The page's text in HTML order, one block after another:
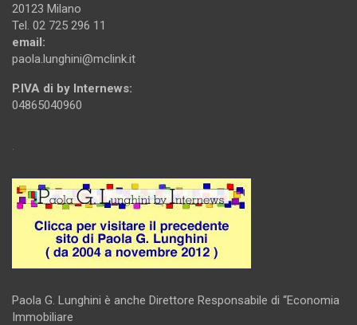
20123 Milano
Tel. 02 725 296 11
email:
paola.lunghini@mclink.it
P.IVA di by Internews:
04865040960
.
Paola G. Lunghini è anche Direttore Responsabile di “Economia
Immobiliare